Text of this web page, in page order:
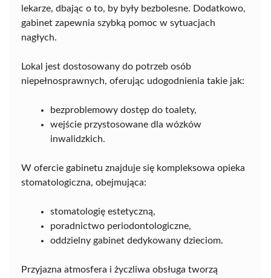
lekarze, dbając o to, by były bezbolesne. Dodatkowo,
gabinet zapewnia szybką pomoc w sytuacjach
nagłych.
Lokal jest dostosowany do potrzeb osób
niepełnosprawnych, oferując udogodnienia takie jak:
bezproblemowy dostęp do toalety,
wejście przystosowane dla wózków
inwalidzkich.
W ofercie gabinetu znajduje się kompleksowa opieka
stomatologiczna, obejmująca:
stomatologię estetyczną,
poradnictwo periodontologiczne,
oddzielny gabinet dedykowany dzieciom.
Przyjazna atmosfera i życzliwa obsługa tworzą